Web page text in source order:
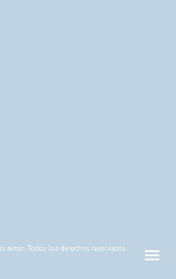
autor. Todos los derechos reservados.